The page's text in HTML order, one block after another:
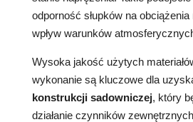
odporność słupków na
wpływ warunków
Wysoka jakość użytych
wykonanie są kluczowe dla
konstrukcji sadowniczej, który
działanie czynników